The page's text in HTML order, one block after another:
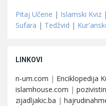
Pitaj Učene | Islamski Kviz |
Sufara | Tedžvid |
LINKOVI
n-um.com | Enciklopedija
islamhouse.com |
zijadljakic.ba |